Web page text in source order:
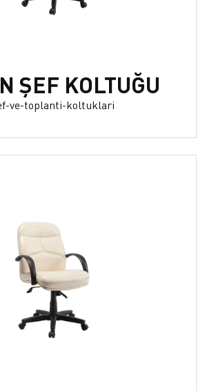
ŞEF KOLTUĞU
ve-toplanti-koltuklari